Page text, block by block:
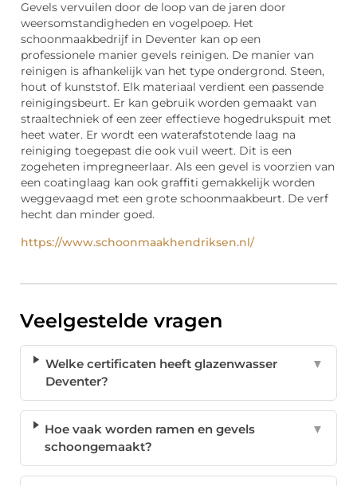
Gevels vervuilen door de loop van de jaren door
weersomstandigheden en vogelpoep. Het
schoonmaakbedrijf in Deventer kan op een
professionele manier gevels reinigen. De manier van
reinigen is afhankelijk van het type ondergrond. Steen,
hout of kunststof. Elk materiaal verdient een passende
reinigingsbeurt. Er kan gebruik worden gemaakt van
straaltechniek of een zeer effectieve hogedrukspuit met
heet water. Er wordt een waterafstotende laag na
reiniging toegepast die ook vuil weert. Dit is een
zogeheten impregneerlaar. Als een gevel is voorzien van
een coatinglaag kan ook graffiti gemakkelijk worden
weggevaagd met een grote schoonmaakbeurt. De verf
hecht dan minder goed.
https://www.schoonmaakhendriksen.nl/
Veelgestelde vragen
Welke certificaten heeft glazenwasser
Deventer?
▼
Hoe vaak worden ramen en gevels
schoongemaakt?
▼